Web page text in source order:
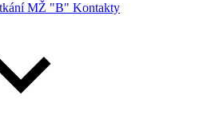
MŽ "B" Kontakty